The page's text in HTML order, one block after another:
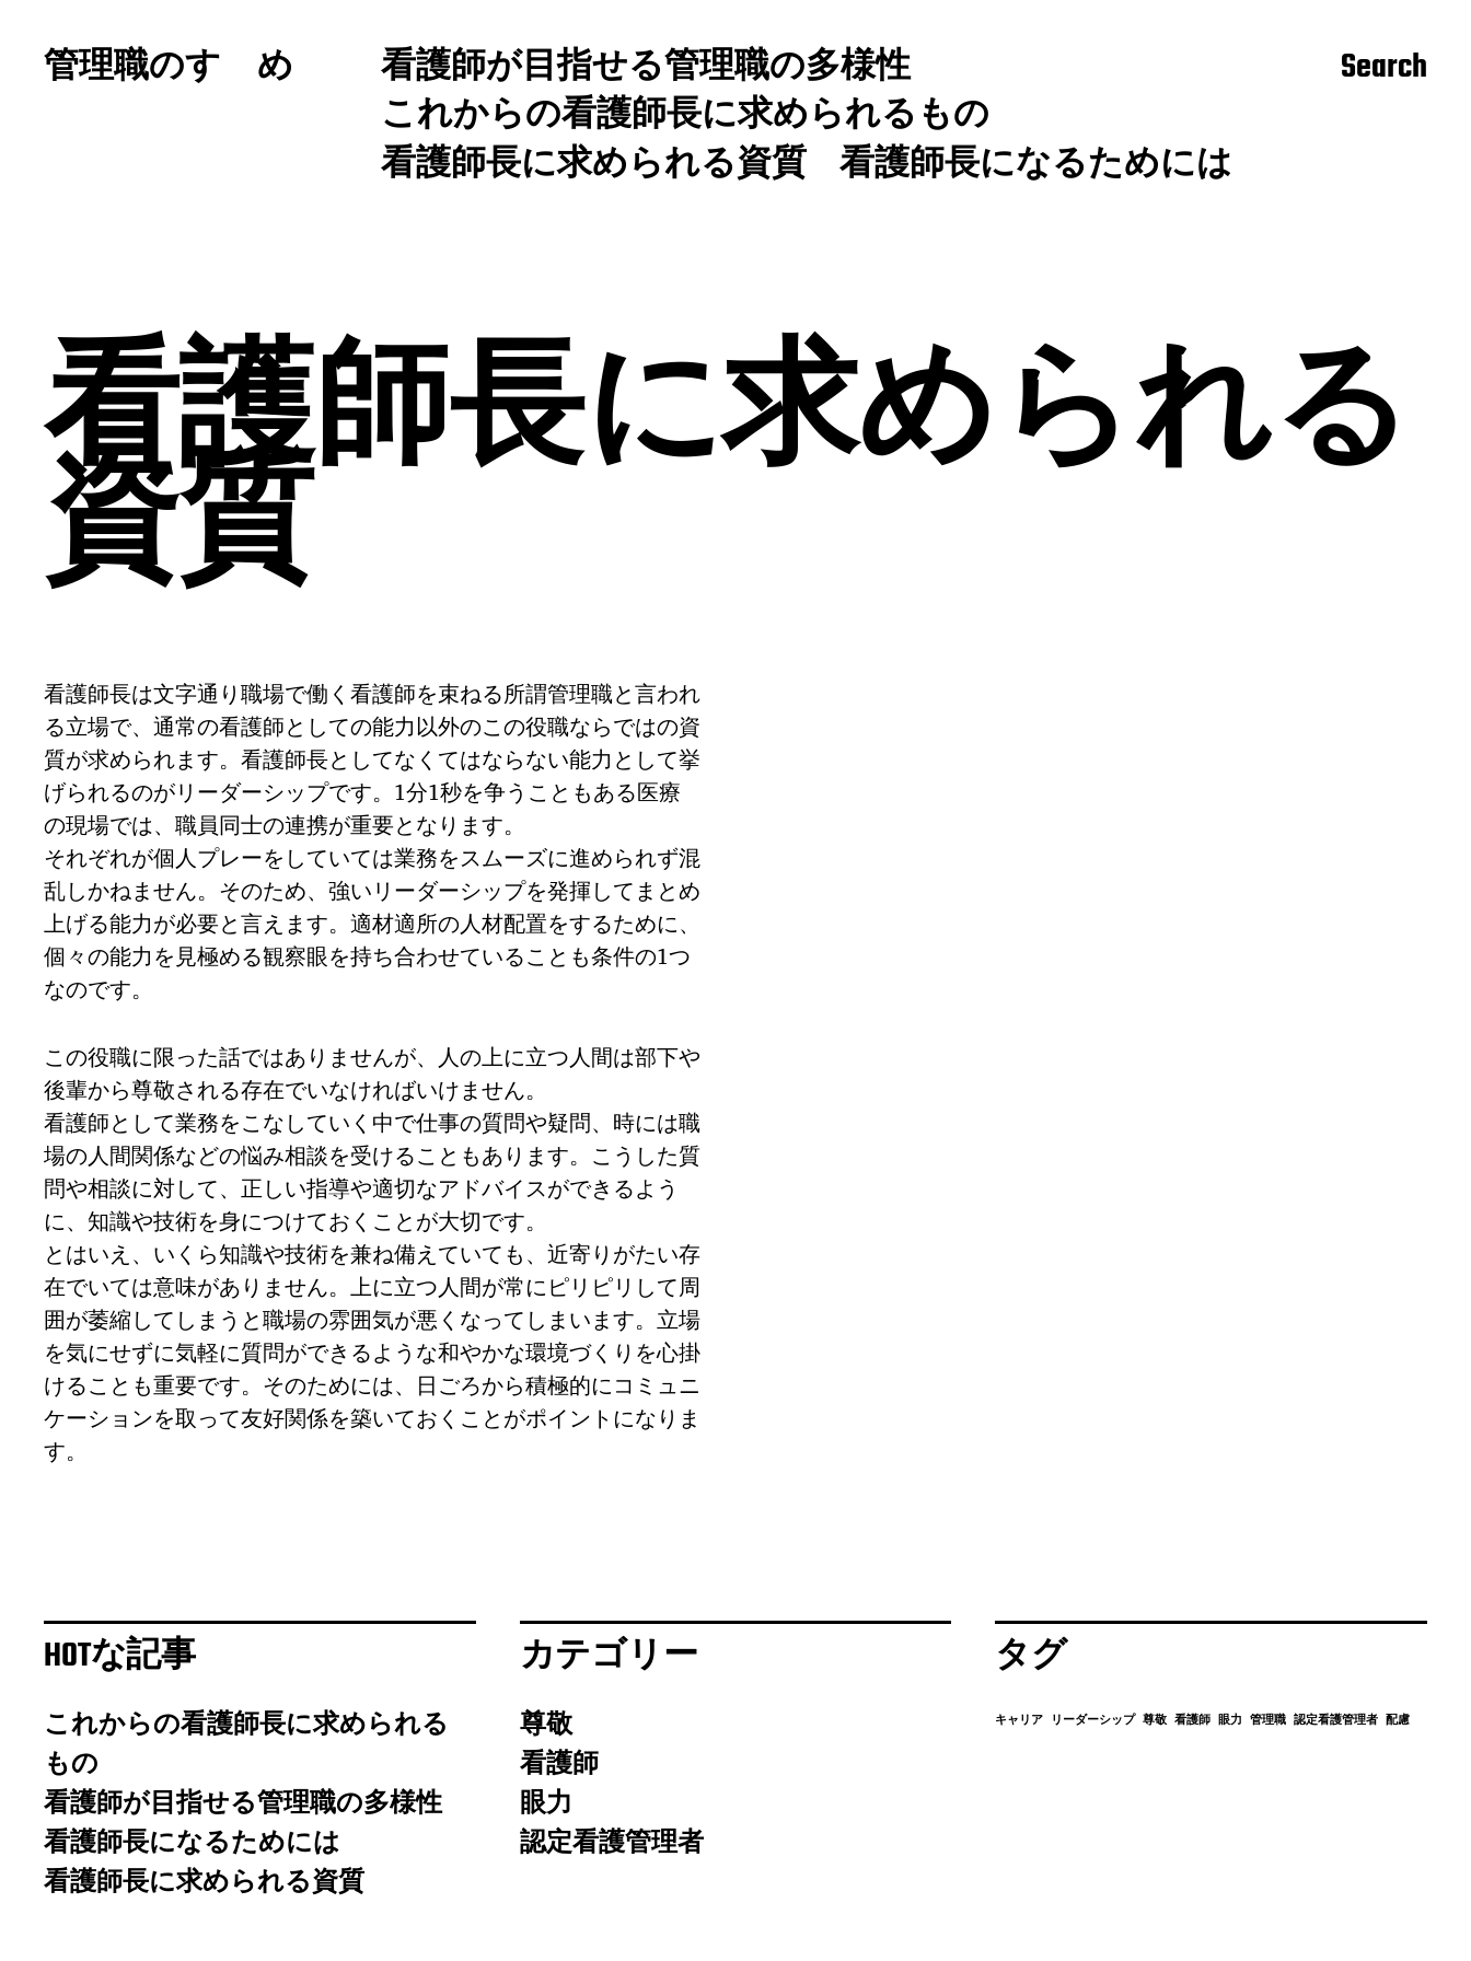
管理職のすゝめ
看護師が目指せる管理職の多様性
これからの看護師長に求められるもの
看護師長に求められる資質
看護師長になるためには
Search
看護師長に求められる
資質
看護師長は文字通り職場で働く看護師を束ねる所謂管理職と言われ
る立場で、通常の看護師としての能力以外のこの役職ならではの資
質が求められます。看護師長としてなくてはならない能力として挙
げられるのがリーダーシップです。1分1秒を争うこともある医療
の現場では、職員同士の連携が重要となります。
それぞれが個人プレーをしていては業務をスムーズに進められず混
乱しかねません。そのため、強いリーダーシップを発揮してまとめ
上げる能力が必要と言えます。適材適所の人材配置をするために、
個々の能力を見極める観察眼を持ち合わせていることも条件の1つ
なのです。
この役職に限った話ではありませんが、人の上に立つ人間は部下や
後輩から尊敬される存在でいなければいけません。
看護師として業務をこなしていく中で仕事の質問や疑問、時には職
場の人間関係などの悩み相談を受けることもあります。こうした質
問や相談に対して、正しい指導や適切なアドバイスができるよう
に、知識や技術を身につけておくことが大切です。
とはいえ、いくら知識や技術を兼ね備えていても、近寄りがたい存
在でいては意味がありません。上に立つ人間が常にピリピリして周
囲が萎縮してしまうと職場の雰囲気が悪くなってしまいます。立場
を気にせずに気軽に質問ができるような和やかな環境づくりを心掛
けることも重要です。そのためには、日ごろから積極的にコミュニ
ケーションを取って友好関係を築いておくことがポイントになりま
す。
HOTな記事
これからの看護師長に求められる
もの
看護師が目指せる管理職の多様性
看護師長になるためには
看護師長に求められる資質
カテゴリー
尊敬
看護師
眼力
認定看護管理者
タグ
キャリア リーダーシップ 尊敬 看護師 眼力 管理職 認定看護管理者 配慮